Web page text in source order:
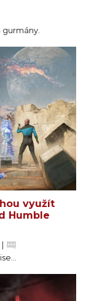
gurmány.
využít
Humble